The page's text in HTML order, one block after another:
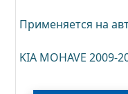
Применяется на
KIA MOHAVE 2009-